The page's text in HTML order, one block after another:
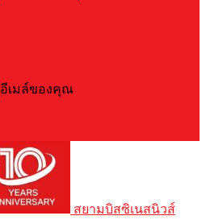
อีเมล์ของคุณ
สยามบิสซิเนสนิวส์